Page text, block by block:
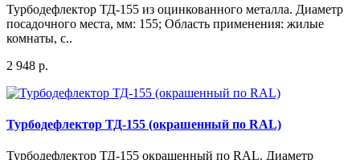
Турбодефлектор ТД-155 из оцинкованного металла. Диаметр
посадочного места, мм: 155; Область применения: жилые
комнаты, с..
2 948 р.
Турбодефлектор ТД-155 (окрашенный по RAL)
Турбодефлектор ТД-155 окрашенный по RAL. Диаметр